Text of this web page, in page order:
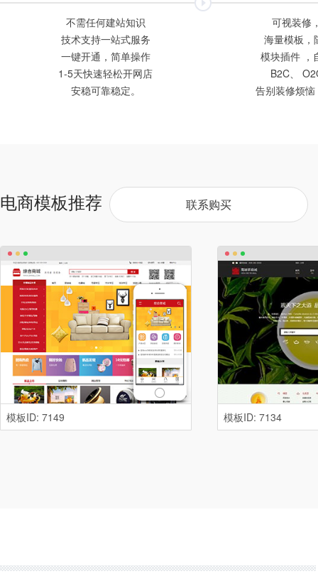
不需任何建站知识
技术支持一站式服务
一键开通，简单操作
1-5天快速轻松开网店
安稳可靠稳定。
可视装修
海量模板，
模块插件 ，
B2C、
告别装修烦
电商模板推荐 联系购买
模板ID: 7149 模板ID: 7134